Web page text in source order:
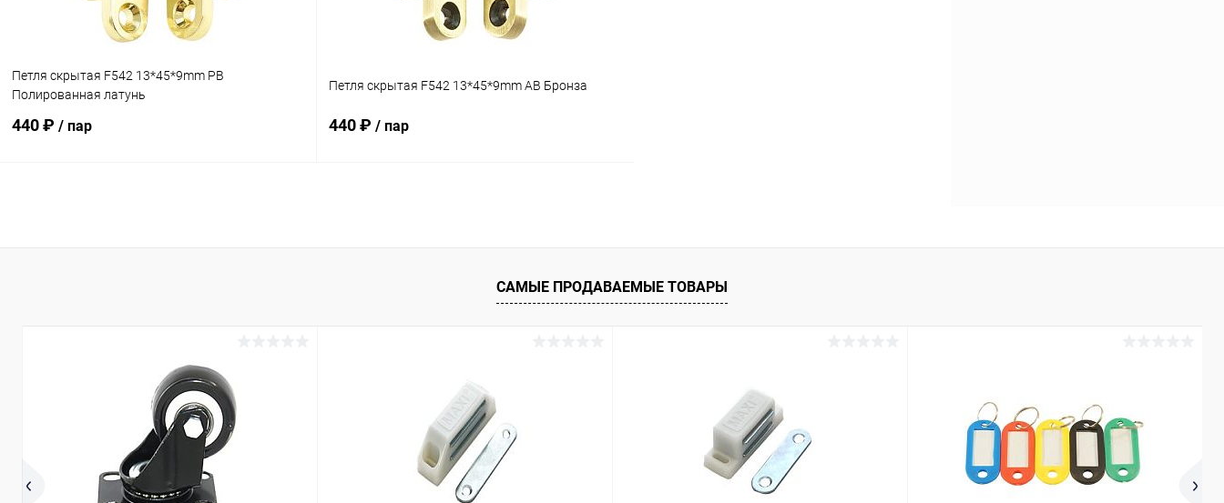
Петля скрытая F542 13*45*9mm PB
Полированная латунь
440 ₽ / пар
Купить в 1 клик Сравнение
Петля скрытая F542 13*45*9mm AB Бронза
440 ₽ / пар
Купить в 1 клик Сравнение
В наличии
САМЫЕ ПРОДАВАЕМЫЕ ТОВАРЫ